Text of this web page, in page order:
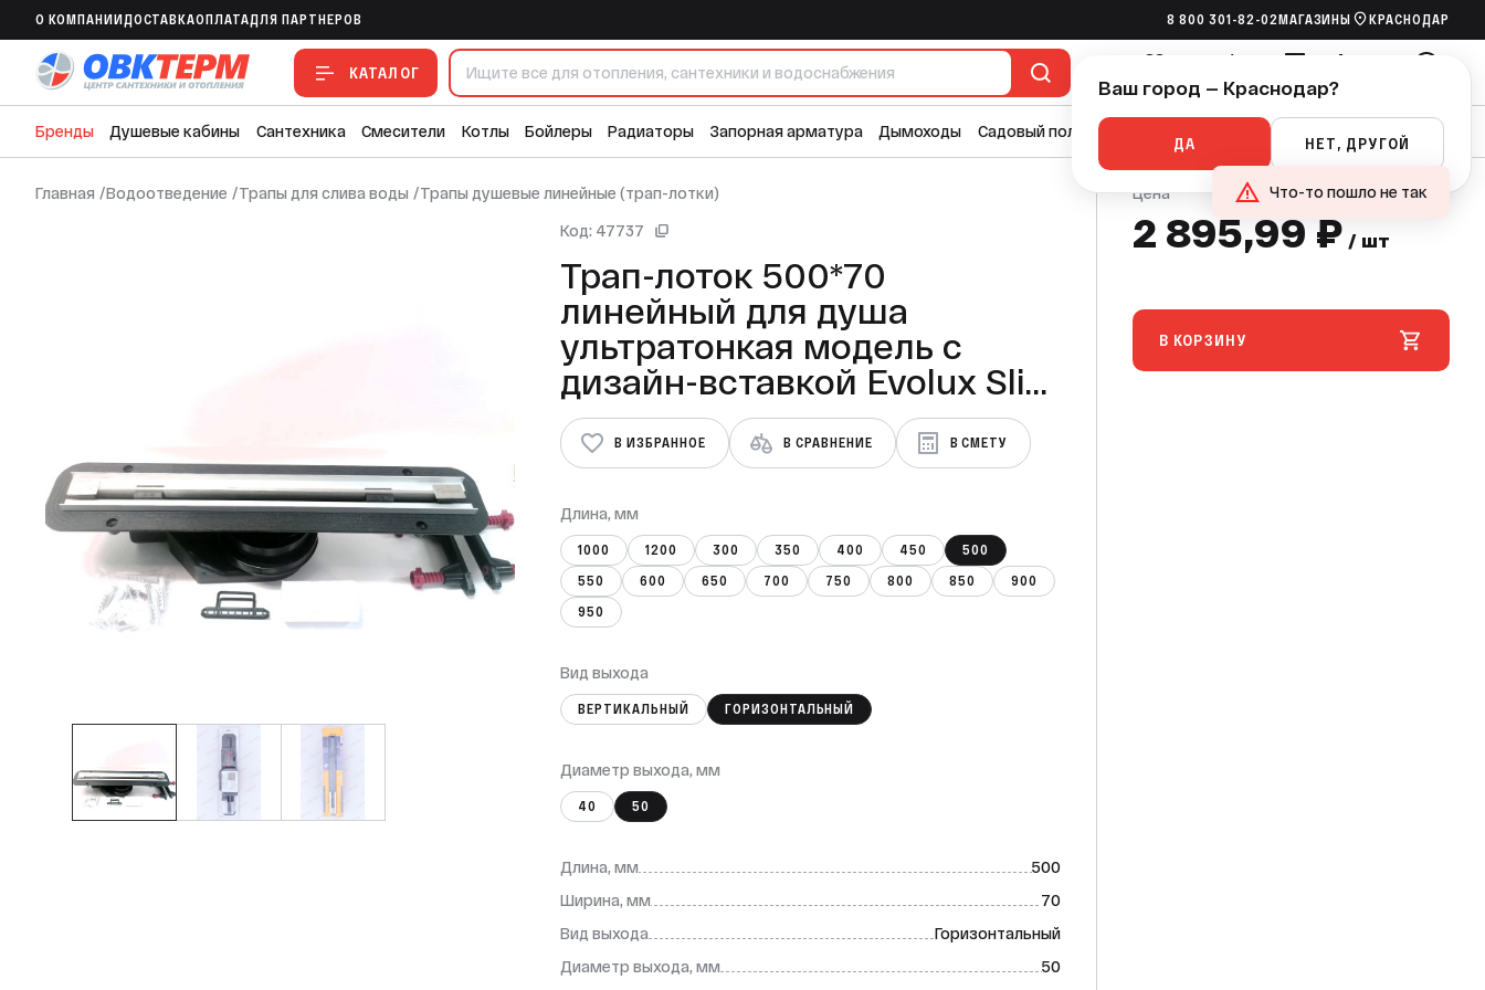
O КОМПАНИИ ДОСТАВКАОПЛАТАДЛЯ ПАРТНЕРОВ 8 800 301-82-02 МАГАЗИНЫ КРАСНОДАР
КАТАЛОГ
ИзбранноеСравнениеСметыКорзина
Бренды Душевые кабины Сантехника Смесители Котлы Бойлеры Радиаторы Запорная арматура Дымоходы Садовый полив Канализация Ручной инструмент
Главная /Водоотведение /Трапы для слива воды /Трапы душевые линейные (трап-лотки)
Код: 47737
Трап-лоток 500*70
линейный для душа
ультратонкая модель с
дизайн-вставкой Evolux Slim
(1шт/4шт упак)
В ИЗБРАННОЕ В СРАВНЕНИЕ В СМЕТУ
Длина, мм
1000 1200 300 350 400 450
500
550
600 650 700 750 800 850
900
950
Вид выхода
ВЕРТИКАЛЬНЫЙ ГОРИЗОНТАЛЬНЫЙ
Диаметр выхода, мм
40 50
Длина, мм
500
Ширина, мм
70
Вид выхода
Горизонтальный
Диаметр выхода, мм
50
Цена
2 895,99 ₽ / шт
В КОРЗИНУ
В ИЗБРАННОЕ В СРАВНЕНИЕ В СМЕТУ
2 895,99 ₽/ шт В КОРЗИНУ
Ваш город — Краснодар?
ДА НЕТ, ДРУГОЙ
Что-то пошло не так